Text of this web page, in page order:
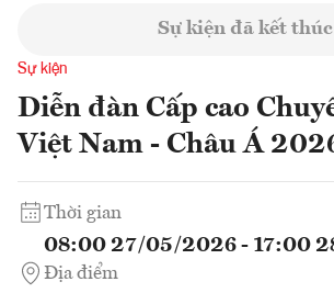
Sự kiện đã kết thúc
Sự kiện
Diễn đàn Cấp cao
Việt Nam - Châu Á
Thời gian
08:00 27/05/2026 - 17:00
Địa điểm